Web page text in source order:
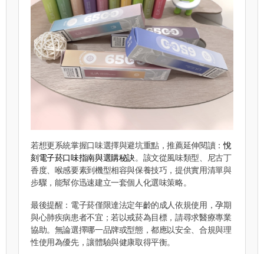
若想更系統掌握口味選擇與避坑重點，推薦延伸閱讀：悅
刻電子菸口味指南與選購秘訣。該文從風味類型、尼古丁
香度、喉感要素到機型相容與保養技巧，提供實用清單與
步驟，能幫你迅速建立一套個人化選味策略。
最後提醒：電子菸僅限達法定年齡的成人依規使用，孕期
與心肺疾病患者不宜；若以戒菸為目標，請尋求醫療專業
協助。無論選擇哪一品牌或型態，都應以安全、合規與理
性使用為優先，讓體驗與健康取得平衡。